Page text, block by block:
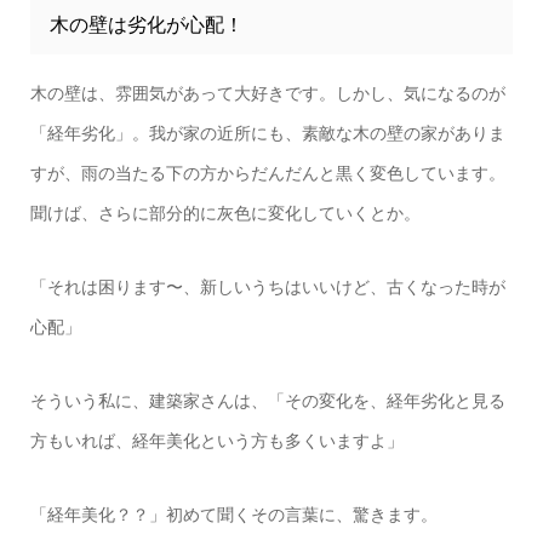
木の壁は劣化が心配！
木の壁は、雰囲気があって大好きです。しかし、気になるのが
「経年劣化」。我が家の近所にも、素敵な木の壁の家がありま
すが、雨の当たる下の方からだんだんと黒く変色しています。
聞けば、さらに部分的に灰色に変化していくとか。
「それは困ります〜、新しいうちはいいけど、古くなった時が
心配」
そういう私に、建築家さんは、「その変化を、経年劣化と見る
方もいれば、経年美化という方も多くいますよ」
「経年美化？？」初めて聞くその言葉に、驚きます。